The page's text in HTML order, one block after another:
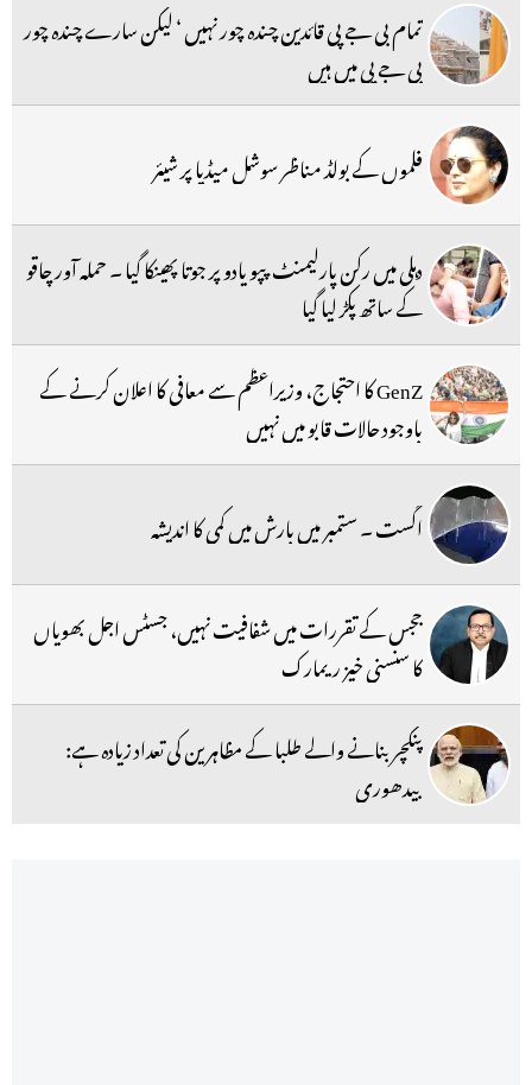
تمام بی جے پی قائدین چندہ چور نہیں ‘ لیکن سارے چندہ چور
بی جے پی میں ہیں
فلموں کے بولڈ مناظر سوشل میڈیا پر شیئر
دہلی میں رکن پارلیمنٹ پپو یادو پر جوتا پھینکا گیا ۔ حملہ آور چاقو
کے ساتھ پکڑ لیا گیا
GenZ کا احتجاج، وزیراعظم سے معافی کا اعلان کرنے کے
باوجود حالات قابو میں نہیں
اگست ۔ ستمبر میں بارش میں کمی کا اندیشہ
ججس کے تقررات میں شفافیت نہیں، جسٹس اجل بھویاں
کا سنسنی خیز ریمارک
پنکچر بنانے والے طلبا کے مظاہرین کی تعداد زیادہ ہے:
بیدھوری